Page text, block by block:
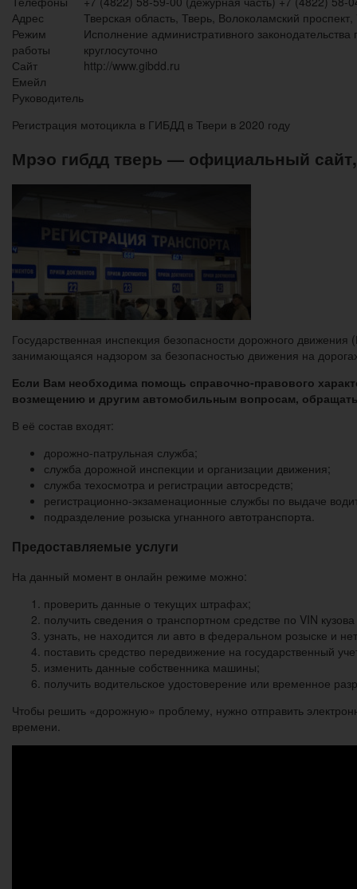
Адрес
Тверская область, Тверь, Волоколамский проспект,
Режим
работы
Исполнение административного
круглосуточно
Сайт
http://www.gibdd.ru
Емейл
Руководитель
Регистрация мотоцикла в ГИБДД в Твери в 2020 году
Мрэо гибдд тверь — официальный
Государственная инспекция безопасности дорожного
занимающаяся надзором за безопасностью движения на
Если Вам необходима помощь справочно-правового
возмещению и другим автомобильным вопросам,
В её состав входят:
дорожно-патрульная служба;
служба дорожной инспекции и организации движения;
служба техосмотра и регистрации автосредств;
регистрационно-экзаменационные службы по выдаче
подразделение розыска угнанного автотранспорта.
Предоставляемые услуги
На данный момент в онлайн режиме можно:
проверить данные о текущих штрафах;
получить сведения о транспортном средстве по VIN
узнать, не находится ли авто в федеральном розыске и
поставить средство передвижение на государственный
изменить данные собственника машины;
получить водительское удостоверение или временное
Чтобы решить «дорожную» проблему, нужно отправить
времени.